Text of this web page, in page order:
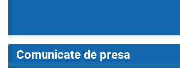
Comunicate de presa